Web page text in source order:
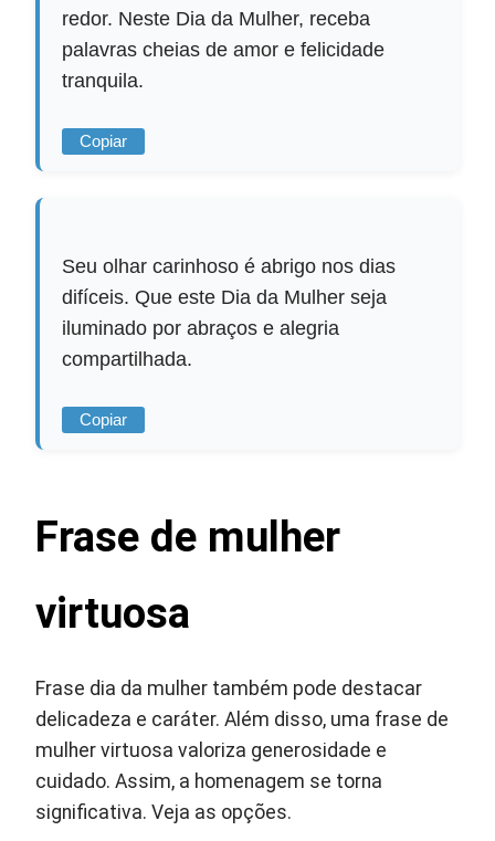
redor. Neste Dia da Mulher, receba
palavras cheias de amor e felicidade
tranquila.
Copiar
Seu olhar carinhoso é abrigo nos dias
difíceis. Que este Dia da Mulher seja
iluminado por abraços e alegria
compartilhada.
Copiar
Frase de mulher
virtuosa
Frase dia da mulher também pode destacar
delicadeza e caráter. Além disso, uma frase de
mulher virtuosa valoriza generosidade e
cuidado. Assim, a homenagem se torna
significativa. Veja as opções.